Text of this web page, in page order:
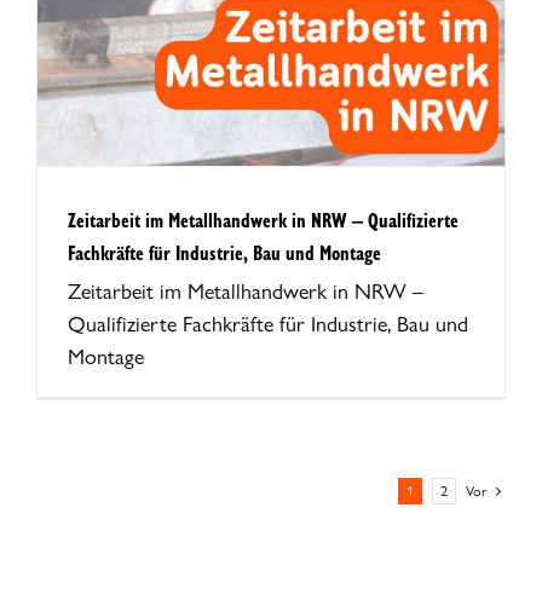
Zeitarbeit im Metallhandwerk in NRW – Qualifizierte
Fachkräfte für Industrie, Bau und Montage
Zeitarbeit im Metallhandwerk in NRW –
Qualifizierte Fachkräfte für Industrie, Bau und
Montage
1 2 Vor